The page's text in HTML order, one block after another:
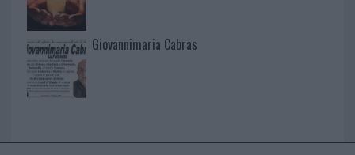
Giovannimaria Cabras